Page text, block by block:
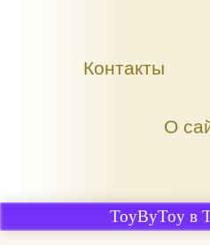
Контакты
О
ToyByToy в